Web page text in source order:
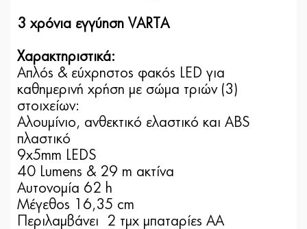
3 χρόνια εγγύηση VARTA
Χαρακτηριστικά:
Απλός & εύχρηστος φακός LED για
καθημερινή χρήση με σώμα τριών (3)
στοιχείων:
Αλουμίνιο, ανθεκτικό ελαστικό και ABS
πλαστικό
9x5mm LEDS
40 Lumens & 29 m ακτίνα
Αυτονομία 62 h
Μέγεθος 16,35 cm
Περιλαμβάνει 2 τμχ μπαταρίες ΑΑ